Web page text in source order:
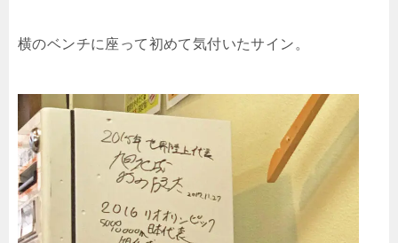
横のベンチに座って初めて気付いたサイン。